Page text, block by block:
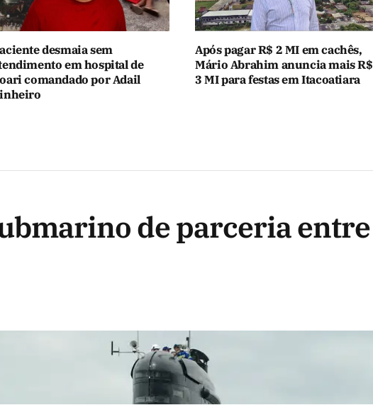
desmaia sem
em hospital de
comandado por Adail
Após pagar R$ 2 MI em cachês,
Mário Abrahim anuncia mais R$
3 MI para festas em Itacoatiara
de parceria entre